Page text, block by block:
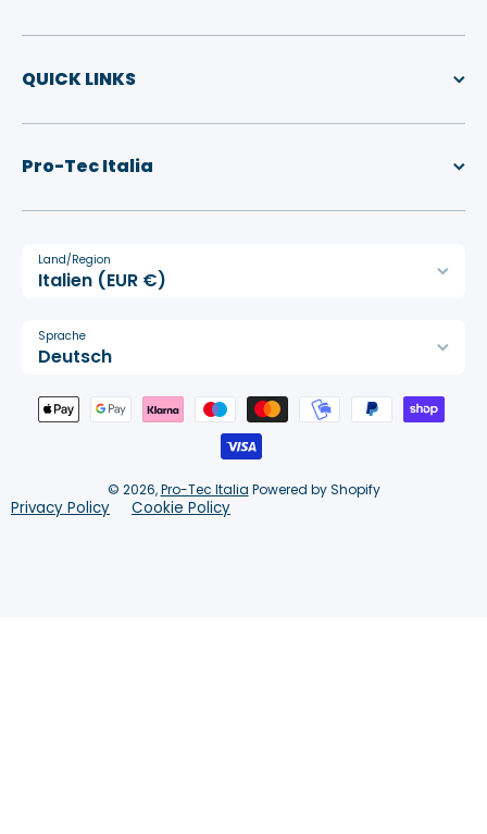
QUICK LINKS
Pro-Tec Italia
Land/Region
Italien (EUR €)
Sprache
Deutsch
Zahlungsmethoden
© 2026,Pro-Tec Italia Powered by Shopify
Privacy Policy Cookie Policy